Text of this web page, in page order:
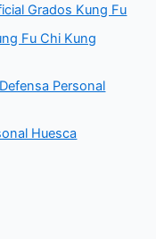
Grados Kung Fu
Fu Chi Kung
Personal
Huesca